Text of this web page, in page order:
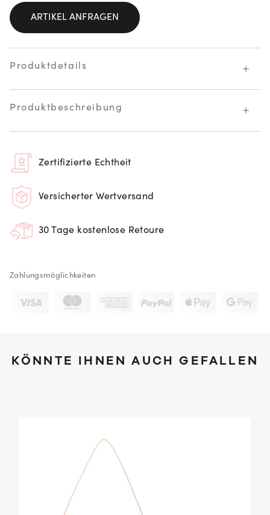
ARTIKEL ANFRAGEN
Produktdetails
Produktbeschreibung
Zertifizierte Echtheit
Versicherter Wertversand
30 Tage kostenlose Retoure
Zahlungsmöglichkeiten
KÖNNTE IHNEN AUCH GEFALLEN